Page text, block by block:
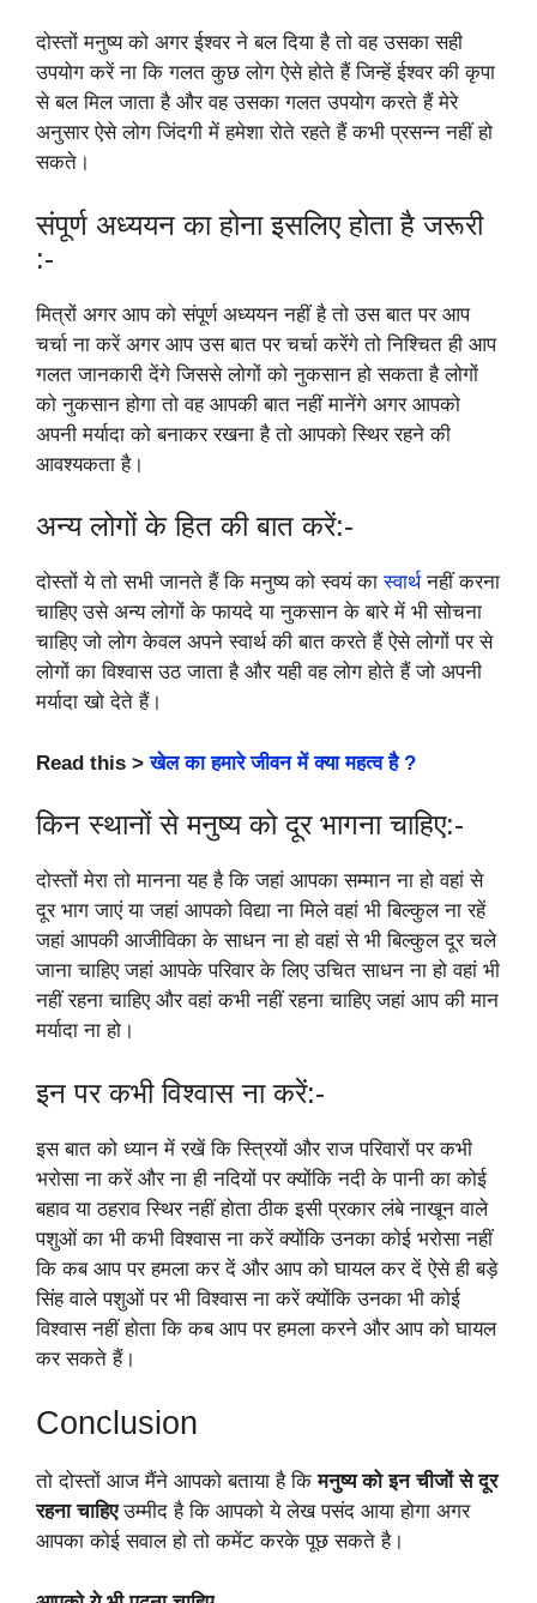
दोस्तों मनुष्य को अगर ईश्वर ने बल दिया है तो वह उसका सही
उपयोग करें ना कि गलत कुछ लोग ऐसे होते हैं जिन्हें ईश्वर की कृपा
से बल मिल जाता है और वह उसका गलत उपयोग करते हैं मेरे
अनुसार ऐसे लोग जिंदगी में हमेशा रोते रहते हैं कभी प्रसन्न नहीं हो
सकते।
संपूर्ण अध्ययन का होना इसलिए होता है जरूरी
:-
मित्रों अगर आप को संपूर्ण अध्ययन नहीं है तो उस बात पर आप
चर्चा ना करें अगर आप उस बात पर चर्चा करेंगे तो निश्चित ही आप
गलत जानकारी देंगे जिससे लोगों को नुकसान हो सकता है लोगों
को नुकसान होगा तो वह आपकी बात नहीं मानेंगे अगर आपको
अपनी मर्यादा को बनाकर रखना है तो आपको स्थिर रहने की
आवश्यकता है।
अन्य लोगों के हित की बात करें:-
दोस्तों ये तो सभी जानते हैं कि मनुष्य को स्वयं कास्वार्थनहीं करना
चाहिए उसे अन्य लोगों के फायदे या नुकसान के बारे में भी सोचना
चाहिए जो लोग केवल अपने स्वार्थ की बात करते हैं ऐसे लोगों पर से
लोगों का विश्वास उठ जाता है और यही वह लोग होते हैं जो अपनी
मर्यादा खो देते हैं।
Read this >खेल का हमारे जीवन में क्या महत्व है ?
किन स्थानों से मनुष्य को दूर भागना चाहिए:-
दोस्तों मेरा तो मानना यह है कि जहां आपका सम्मान ना हो वहां से
दूर भाग जाएं या जहां आपको विद्या ना मिले वहां भी बिल्कुल ना रहें
जहां आपकी आजीविका के साधन ना हो वहां से भी बिल्कुल दूर चले
जाना चाहिए जहां आपके परिवार के लिए उचित साधन ना हो वहां भी
नहीं रहना चाहिए और वहां कभी नहीं रहना चाहिए जहां आप की मान
मर्यादा ना हो।
इन पर कभी विश्वास ना करें:-
इस बात को ध्यान में रखें कि स्त्रियों और राज परिवारों पर कभी
भरोसा ना करें और ना ही नदियों पर क्योंकि नदी के पानी का कोई
बहाव या ठहराव स्थिर नहीं होता ठीक इसी प्रकार लंबे नाखून वाले
पशुओं का भी कभी विश्वास ना करें क्योंकि उनका कोई भरोसा नहीं
कि कब आप पर हमला कर दें और आप को घायल कर दें ऐसे ही बड़े
सिंह वाले पशुओं पर भी विश्वास ना करें क्योंकि उनका भी कोई
विश्वास नहीं होता कि कब आप पर हमला करने और आप को घायल
कर सकते हैं।
Conclusion
तो दोस्तों आज मैंने आपको बताया है किमनुष्य को इन चीजों से दूर
रहना चाहिएउम्मीद है कि आपको ये लेख पसंद आया होगा अगर
आपका कोई सवाल हो तो कमेंट करके पूछ सकते है।